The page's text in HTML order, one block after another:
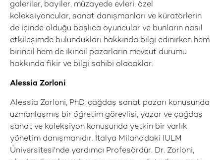
galeriler, bayiler, müzayede evleri, özel
koleksiyoncular, sanat danışmanları ve küratörlerin
de içinde olduğu başlıca oyuncular ve bunların nasıl
etkileşimde bulundukları hakkında bilgi edinirken hem
birincil hem de ikincil pazarların mevcut durumu
hakkında fikir ve bilgi sahibi olacaklar.
Alessia Zorloni
Alessia Zorloni, PhD, çağdaş sanat pazarı konusunda
uzmanlaşmış bir öğretim görevlisi, yazar ve çağdaş
sanat ve koleksiyon konusunda yetkin bir varlık
yönetim danışmanıdır. İtalya Milano'daki IULM
Üniversitesi'nde yardımcı Profesördür. Dr. Zorloni,